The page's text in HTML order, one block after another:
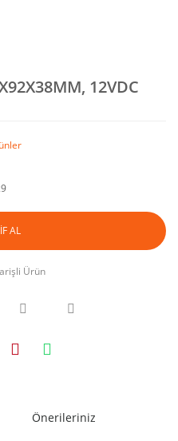
12VDC
AL
Ürün
Önerileriniz